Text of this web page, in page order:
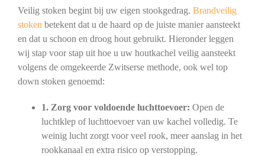
Veilig stoken begint bij uw eigen stookgedrag. Brandveilig
stoken betekent dat u de haard op de juiste manier aansteekt
en dat u schoon en droog hout gebruikt. Hieronder leggen
wij stap voor stap uit hoe u uw houtkachel veilig aansteekt
volgens de omgekeerde Zwitserse methode, ook wel top
down stoken genoemd:
1. Zorg voor voldoende luchttoevoer: Open de
luchtklep of luchttoevoer van uw kachel volledig. Te
weinig lucht zorgt voor veel rook, meer aanslag in het
rookkanaal en extra risico op verstopping.